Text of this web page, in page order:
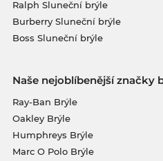
Ralph Sluneční brýle
Burberry Sluneční brýle
Boss Sluneční brýle
Naše nejoblíbenější značky
Ray-Ban Brýle
Oakley Brýle
Humphreys Brýle
Marc O Polo Brýle